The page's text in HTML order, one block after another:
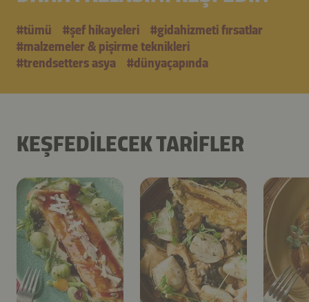
#tümü #şef hikayeleri
#gidahizmeti fırsatlar
#malzemeler & pişirme teknikleri
#trendsetters asya
#dünyaçapında
KEŞFEDILECEK TARIFLER